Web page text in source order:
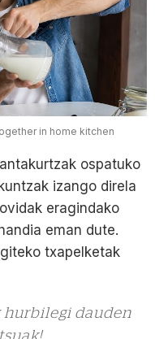
in home kitchen
ospatuko
izango direla
eragindako
eman dute.
txapelketak
hurbilegi dauden